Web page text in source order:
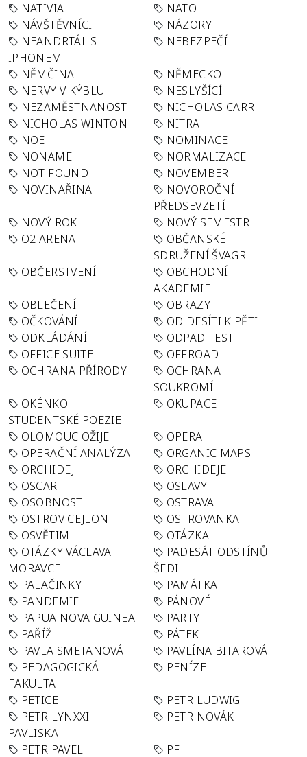
NATIVIA
NATO
NÁVŠTĚVNÍCI
NÁZORY
NEANDRTÁL S
IPHONEM
NEBEZPEČÍ
NĚMČINA
NĚMECKO
NERVY V KÝBLU
NESLYŠÍCÍ
NEZAMĚSTNANOST
NICHOLAS CARR
NICHOLAS WINTON
NITRA
NOE
NOMINACE
NONAME
NORMALIZACE
NOT FOUND
NOVEMBER
NOVINAŘINA
NOVOROČNÍ
PŘEDSEVZETÍ
NOVÝ ROK
NOVÝ SEMESTR
O2 ARENA
OBČANSKÉ
SDRUŽENÍ ŠVAGR
OBČERSTVENÍ
OBCHODNÍ
AKADEMIE
OBLEČENÍ
OBRAZY
OČKOVÁNÍ
OD DESÍTI K PĚTI
ODKLÁDÁNÍ
ODPAD FEST
OFFICE SUITE
OFFROAD
OCHRANA PŘÍRODY
OCHRANA
SOUKROMÍ
OKÉNKO
STUDENTSKÉ POEZIE
OKUPACE
OLOMOUC OŽIJE
OPERA
OPERAČNÍ ANALÝZA
ORGANIC MAPS
ORCHIDEJ
ORCHIDEJE
OSCAR
OSLAVY
OSOBNOST
OSTRAVA
OSTROV CEJLON
OSTROVANKA
OSVĚTIM
OTÁZKA
OTÁZKY VÁCLAVA
MORAVCE
PADESÁT ODSTÍNŮ
ŠEDI
PALAČINKY
PAMÁTKA
PANDEMIE
PÁNOVÉ
PAPUA NOVA GUINEA
PARTY
PAŘÍŽ
PÁTEK
PAVLA SMETANOVÁ
PAVLÍNA BITAROVÁ
PEDAGOGICKÁ
FAKULTA
PENÍZE
PETICE
PETR LUDWIG
PETR LYNXXI
PAVLISKA
PETR NOVÁK
PETR PAVEL PF